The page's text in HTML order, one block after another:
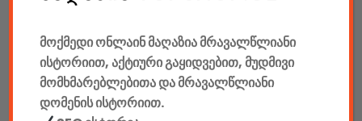
აღწერა დამატებითი ინფორმაცია
მოქმედი ონლაინ მაღაზია მრავალწლიანი
ისტორიით, აქტიური გაყიდვებით, მუდმივი
მომხმარებლებითა და მრავალწლიანი
დომენის ისტორიით.